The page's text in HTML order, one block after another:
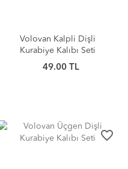
Volovan Kalpli Dişli
Kurabiye Kalıbı Seti
49.00 TL
favorite_border